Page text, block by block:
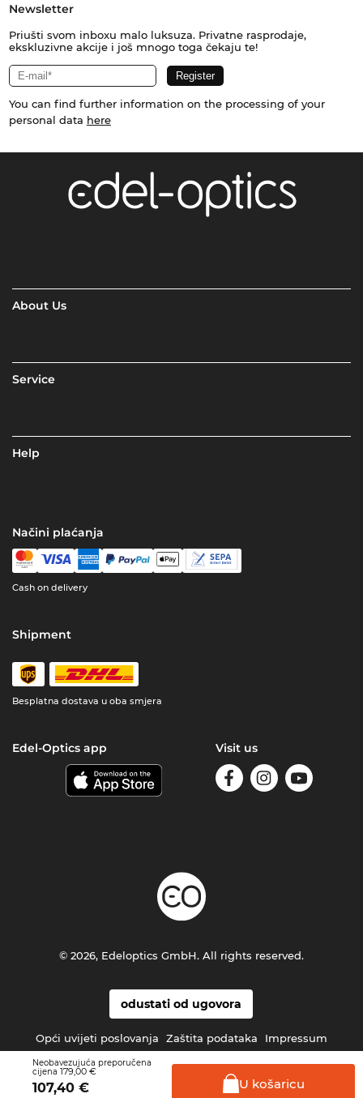
Neobavezujuća preporučena
cijena 179,00 €
107,40 € U košaricu
Newsletter
Priušti svom inboxu malo luksuza. Privatne rasprodaje,
ekskluzivne akcije i još mnogo toga čekaju te!
You can find further information on the processing of your
personal data here
About Us
Service
Help
Načini plaćanja
Cash on delivery
Shipment
Besplatna dostava u oba smjera
Edel-Optics app Visit us
odustati od ugovora
Opći uvijeti poslovanja Zaštita podataka Impressum
© 2026, Edeloptics GmbH. All rights reserved.